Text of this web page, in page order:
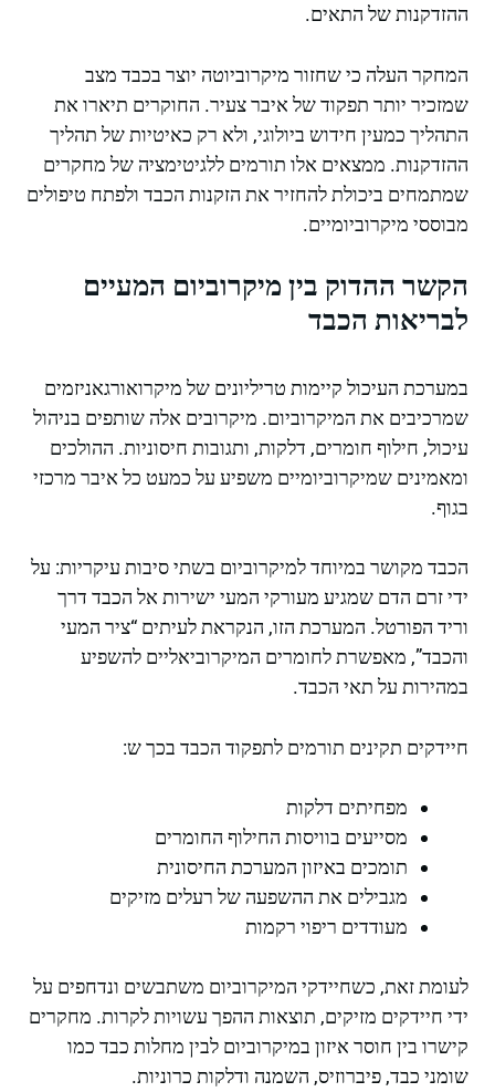
ההזדקנות של התאים.
המחקר העלה כי שחזור מיקרוביוטה יוצר בכבד מצב
שמזכיר יותר תפקוד של איבר צעיר. החוקרים תיארו את
התהליך כמעין חידוש ביולוגי, ולא רק כאיטיות של תהליך
ההזדקנות. ממצאים אלו תורמים ללגיטימציה של מחקרים
שמתמחים ביכולת להחזיר את הזקנות הכבד ולפתח טיפולים
מבוססי מיקרוביומיים.
הקשר ההדוק בין מיקרוביום המעיים
לבריאות הכבד
במערכת העיכול קיימות טריליונים של מיקרואורגאניזמים
שמרכיבים את המיקרוביום. מיקרובים אלה שותפים בניהול
עיכול, חילוף חומרים, דלקות, ותגובות חיסוניות. ההולכים
ומאמינים שמיקרוביומיים משפיע על כמעט כל איבר מרכזי
בגוף.
הכבד מקושר במיוחד למיקרוביום בשתי סיבות עיקריות: על
ידי זרם הדם שמגיע מעורקי המעי ישירות אל הכבד דרך
וריד הפורטל. המערכת הזו, הנקראת לעיתים “ציר המעי
והכבד”, מאפשרת לחומרים המיקרוביאליים להשפיע
במהירות על תאי הכבד.
חיידקים תקינים תורמים לתפקוד הכבד בכך ש:
מפחיתים דלקות
מסייעים בוויסות החילוף החומרים
תומכים באיזון המערכת החיסונית
מגבילים את ההשפעה של רעלים מזיקים
מעודדים ריפוי רקמות
לעומת זאת, כשחיידקי המיקרוביום משתבשים ונדחפים על
ידי חיידקים מזיקים, תוצאות ההפך עשויות לקרות. מחקרים
קישרו בין חוסר איזון במיקרוביום לבין מחלות כבד כמו
שומני כבד, פיברוזיס, השמנה ודלקות כרוניות.